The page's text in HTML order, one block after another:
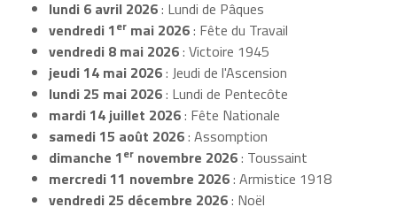
lundi 6 avril 2026: Lundi de Pâques
vendredi 1er mai 2026: Fête du Travail
vendredi 8 mai 2026: Victoire 1945
jeudi 14 mai 2026: Jeudi de l'Ascension
lundi 25 mai 2026: Lundi de Pentecôte
mardi 14 juillet 2026: Fête Nationale
samedi 15 août 2026: Assomption
dimanche 1er novembre 2026: Toussaint
mercredi 11 novembre 2026: Armistice 1918
vendredi 25 décembre 2026: Noël